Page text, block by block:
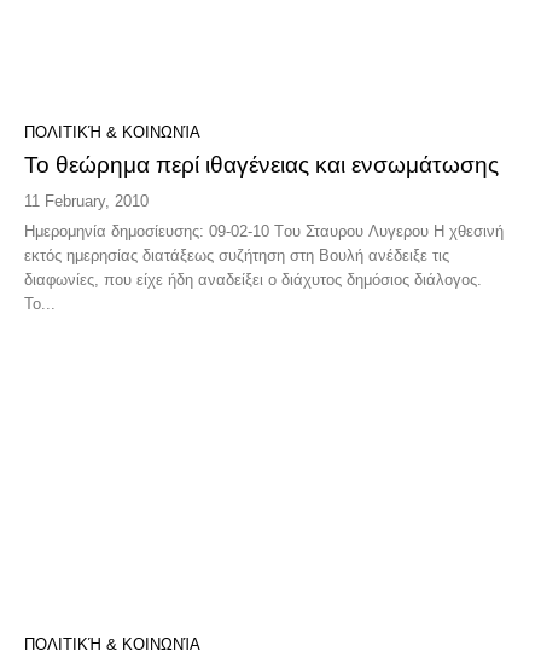
ΠΟΛΙΤΙΚΉ & ΚΟΙΝΩΝΊΑ
Το θεώρημα περί ιθαγένειας και ενσωμάτωσης
11 February, 2010
Hμερομηνία δημοσίευσης: 09-02-10 Tου Σταυρου Λυγερου Η χθεσινή
εκτός ημερησίας διατάξεως συζήτηση στη Βουλή ανέδειξε τις
διαφωνίες, που είχε ήδη αναδείξει ο διάχυτος δημόσιος διάλογος.
Το...
ΠΟΛΙΤΙΚΉ & ΚΟΙΝΩΝΊΑ